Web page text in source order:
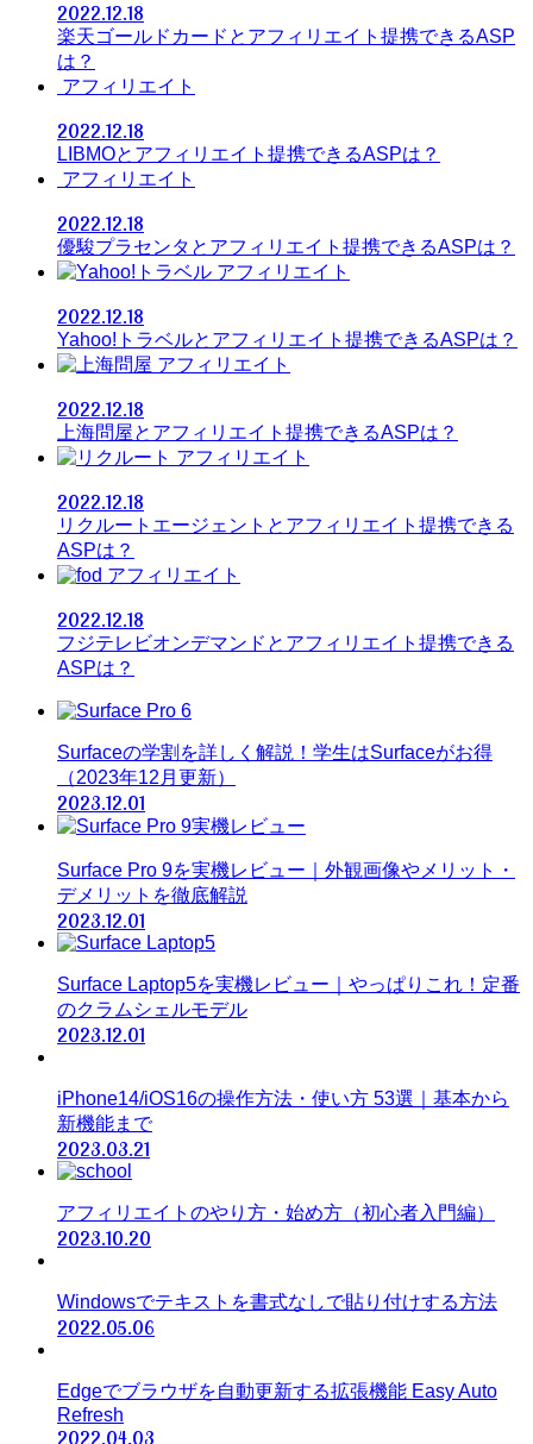
2022.12.18
楽天ゴールドカードとアフィリエイト提携できるASP
は？
アフィリエイト
2022.12.18
LIBMOとアフィリエイト提携できるASPは？
アフィリエイト
2022.12.18
優駿プラセンタとアフィリエイト提携できるASPは？
アフィリエイト
2022.12.18
Yahoo!トラベルとアフィリエイト提携できるASPは？
アフィリエイト
2022.12.18
上海問屋とアフィリエイト提携できるASPは？
アフィリエイト
2022.12.18
リクルートエージェントとアフィリエイト提携できる
ASPは？
アフィリエイト
2022.12.18
フジテレビオンデマンドとアフィリエイト提携できる
ASPは？
Surfaceの学割を詳しく解説！学生はSurfaceがお得
（2023年12月更新）
2023.12.01
Surface Pro 9を実機レビュー｜外観画像やメリット・
デメリットを徹底解説
2023.12.01
Surface Laptop5を実機レビュー｜やっぱりこれ！定番
のクラムシェルモデル
2023.12.01
iPhone14/iOS16の操作方法・使い方 53選｜基本から
新機能まで
2023.03.21
アフィリエイトのやり方・始め方（初心者入門編）
2023.10.20
Windowsでテキストを書式なしで貼り付けする方法
2022.05.06
Edgeでブラウザを自動更新する拡張機能 Easy Auto
Refresh
2022.04.03